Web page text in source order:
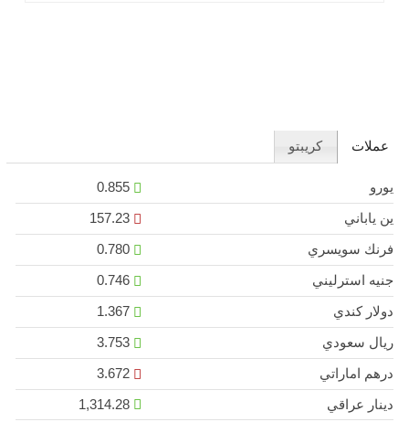
عملات كريبتو
يورو
0.855
ين ياباني
157.23
فرنك سويسري
0.780
جنيه استرليني
0.746
دولار كندي
1.367
ريال سعودي
3.753
درهم اماراتي
3.672
دينار عراقي
1,314.28